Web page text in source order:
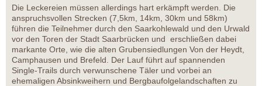
Die Leckereien müssen allerdings hart erkämpft werden. Die
anspruchsvollen Strecken (7,5km, 14km, 30km und 58km)
führen die Teilnehmer durch den Saarkohlewald und den Urwald
vor den Toren der Stadt Saarbrücken und erschließen dabei
markante Orte, wie die alten Grubensiedlungen Von der Heydt,
Camphausen und Brefeld. Der Lauf führt auf spannenden
Single-Trails durch verwunschene Täler und vorbei an
ehemaligen Absinkweihern und Bergbaufolgelandschaften zu